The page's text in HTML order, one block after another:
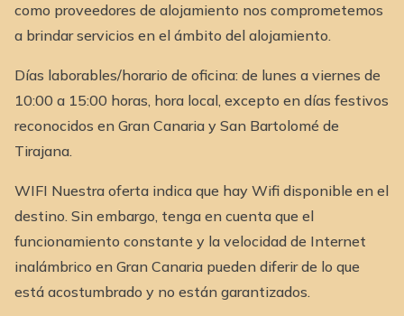
como proveedores de alojamiento nos comprometemos
a brindar servicios en el ámbito del alojamiento.
Días laborables/horario de oficina: de lunes a viernes de
10:00 a 15:00 horas, hora local, excepto en días festivos
reconocidos en Gran Canaria y San Bartolomé de
Tirajana.
WIFI Nuestra oferta indica que hay Wifi disponible en el
destino. Sin embargo, tenga en cuenta que el
funcionamiento constante y la velocidad de Internet
inalámbrico en Gran Canaria pueden diferir de lo que
está acostumbrado y no están garantizados.